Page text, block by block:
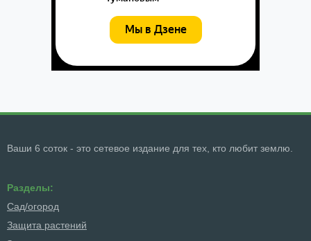
Ваши 6 соток - это сетевое издание для тех, кто любит землю.
Разделы:
Сад/огород
Защита растений